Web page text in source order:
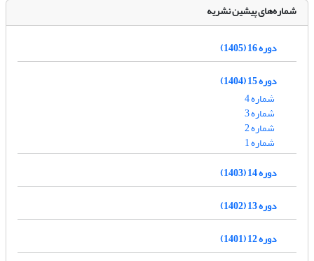
شماره‌های پیشین نشریه
دوره 16 (1405)
دوره 15 (1404)
شماره 4
شماره 3
شماره 2
شماره 1
دوره 14 (1403)
دوره 13 (1402)
دوره 12 (1401)